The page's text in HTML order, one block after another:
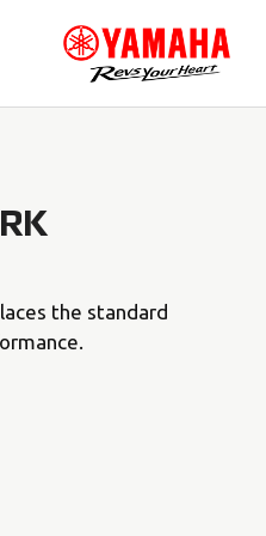
the standard